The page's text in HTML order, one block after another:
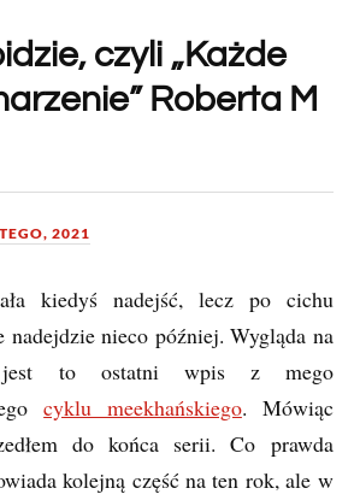
czyli „Każde
Roberta M
2021
kiedyś nadejść, lecz po cichu
nadejdzie nieco później. Wygląda na
to ostatni wpis z mego
cyklu meekhańskiego. Mówiąc
do końca serii. Co prawda
kolejną część na ten rok, ale w